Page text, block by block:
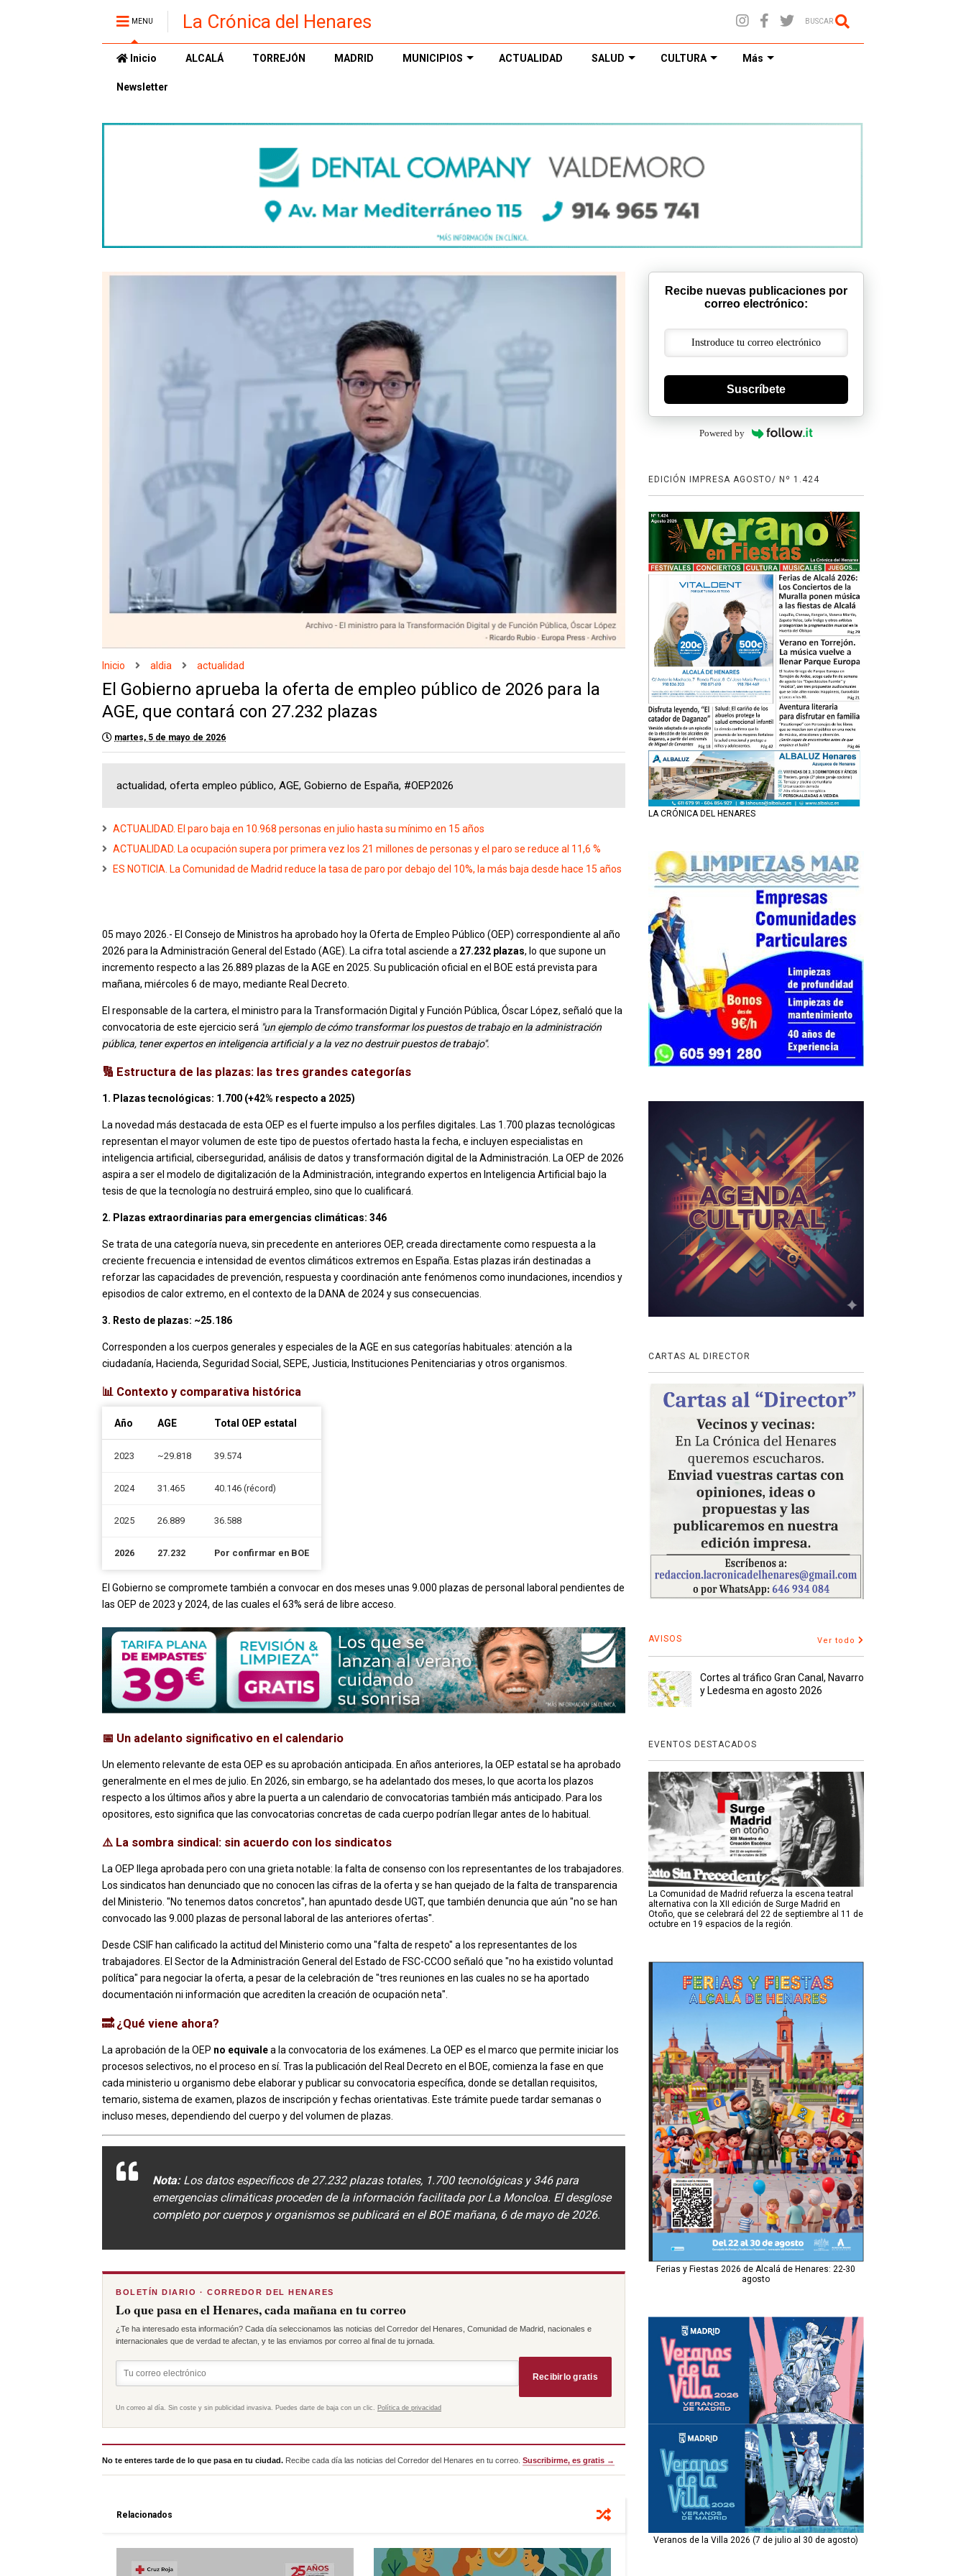
MENU La Crónica del Henares BUSCAR
Inicio ALCALÁ TORREJÓN MADRID MUNICIPIOS ACTUALIDAD SALUD CULTURA Más
Newsletter
Inicio aldia actualidad
El Gobierno aprueba la oferta de empleo público de 2026 para la
AGE, que contará con 27.232 plazas
martes, 5 de mayo de 2026
actualidad, oferta empleo público, AGE, Gobierno de España, #OEP2026
ACTUALIDAD. El paro baja en 10.968 personas en julio hasta su mínimo en 15 años
ACTUALIDAD. La ocupación supera por primera vez los 21 millones de personas y el paro se reduce al 11,6 %
ES NOTICIA. La Comunidad de Madrid reduce la tasa de paro por debajo del 10%, la más baja desde hace 15 años
05 mayo 2026.- El Consejo de Ministros ha aprobado hoy la Oferta de Empleo Público (OEP) correspondiente al año
2026 para la Administración General del Estado (AGE). La cifra total asciende a 27.232 plazas, lo que supone un
incremento respecto a las 26.889 plazas de la AGE en 2025. Su publicación oficial en el BOE está prevista para
mañana, miércoles 6 de mayo, mediante Real Decreto.
El responsable de la cartera, el ministro para la Transformación Digital y Función Pública, Óscar López, señaló que la
convocatoria de este ejercicio será "un ejemplo de cómo transformar los puestos de trabajo en la administración
pública, tener expertos en inteligencia artificial y a la vez no destruir puestos de trabajo".
🔢 Estructura de las plazas: las tres grandes categorías
1. Plazas tecnológicas: 1.700 (+42% respecto a 2025)
La novedad más destacada de esta OEP es el fuerte impulso a los perfiles digitales. Las 1.700 plazas tecnológicas
representan el mayor volumen de este tipo de puestos ofertado hasta la fecha, e incluyen especialistas en
inteligencia artificial, ciberseguridad, análisis de datos y transformación digital de la Administración. La OEP de 2026
aspira a ser el modelo de digitalización de la Administración, integrando expertos en Inteligencia Artificial bajo la
tesis de que la tecnología no destruirá empleo, sino que lo cualificará.
2. Plazas extraordinarias para emergencias climáticas: 346
Se trata de una categoría nueva, sin precedente en anteriores OEP, creada directamente como respuesta a la
creciente frecuencia e intensidad de eventos climáticos extremos en España. Estas plazas irán destinadas a
reforzar las capacidades de prevención, respuesta y coordinación ante fenómenos como inundaciones, incendios y
episodios de calor extremo, en el contexto de la DANA de 2024 y sus consecuencias.
3. Resto de plazas: ~25.186
Corresponden a los cuerpos generales y especiales de la AGE en sus categorías habituales: atención a la
ciudadanía, Hacienda, Seguridad Social, SEPE, Justicia, Instituciones Penitenciarias y otros organismos.
📊 Contexto y comparativa histórica
Año AGE Total OEP estatal
2023 ~29.818 39.574
2024 31.465 40.146 (récord)
2025 26.889 36.588
2026 27.232 Por confirmar en BOE
El Gobierno se compromete también a convocar en dos meses unas 9.000 plazas de personal laboral pendientes de
las OEP de 2023 y 2024, de las cuales el 63% será de libre acceso.
📅 Un adelanto significativo en el calendario
Un elemento relevante de esta OEP es su aprobación anticipada. En años anteriores, la OEP estatal se ha aprobado
generalmente en el mes de julio. En 2026, sin embargo, se ha adelantado dos meses, lo que acorta los plazos
respecto a los últimos años y abre la puerta a un calendario de convocatorias también más anticipado. Para los
opositores, esto significa que las convocatorias concretas de cada cuerpo podrían llegar antes de lo habitual.
⚠️ La sombra sindical: sin acuerdo con los sindicatos
La OEP llega aprobada pero con una grieta notable: la falta de consenso con los representantes de los trabajadores.
Los sindicatos han denunciado que no conocen las cifras de la oferta y se han quejado de la falta de transparencia
del Ministerio. "No tenemos datos concretos", han apuntado desde UGT, que también denuncia que aún "no se han
convocado las 9.000 plazas de personal laboral de las anteriores ofertas".
Desde CSIF han calificado la actitud del Ministerio como una "falta de respeto" a los representantes de los
trabajadores. El Sector de la Administración General del Estado de FSC-CCOO señaló que "no ha existido voluntad
política" para negociar la oferta, a pesar de la celebración de "tres reuniones en las cuales no se ha aportado
documentación ni información que acrediten la creación de ocupación neta".
🔜 ¿Qué viene ahora?
La aprobación de la OEP no equivalea la convocatoria de los exámenes. La OEP es el marco que permite iniciar los
procesos selectivos, no el proceso en sí. Tras la publicación del Real Decreto en el BOE, comienza la fase en que
cada ministerio u organismo debe elaborar y publicar su convocatoria específica, donde se detallan requisitos,
temario, sistema de examen, plazos de inscripción y fechas orientativas. Este trámite puede tardar semanas o
incluso meses, dependiendo del cuerpo y del volumen de plazas.
Nota:Los datos específicos de 27.232 plazas totales, 1.700 tecnológicas y 346 para
emergencias climáticas proceden de la información facilitada por La Moncloa. El desglose
completo por cuerpos y organismos se publicará en el BOE mañana, 6 de mayo de 2026.
BOLETÍN DIARIO · CORREDOR DEL HENARES
Lo que pasa en el Henares, cada mañana en tu correo
¿Te ha interesado esta información? Cada día seleccionamos las noticias del Corredor del Henares, Comunidad de Madrid, nacionales e
internacionales que de verdad te afectan, y te las enviamos por correo al final de tu jornada.
Recibirlo gratis
Un correo al día. Sin coste y sin publicidad invasiva. Puedes darte de baja con un clic. Política de privacidad
No te enteres tarde de lo que pasa en tu ciudad. Recibe cada día las noticias del Corredor del Henares en tu correo. Suscribirme, es gratis →
Relacionados
Recibe nuevas publicaciones por
correo electrónico:
Suscríbete
Powered by
EDICIÓN IMPRESA AGOSTO/ Nº 1.424
LA CRÓNICA DEL HENARES
CARTAS AL DIRECTOR
AVISOS Ver todo
Cortes al tráfico Gran Canal, Navarro
y Ledesma en agosto 2026
EVENTOS DESTACADOS
La Comunidad de Madrid refuerza la escena teatral
alternativa con la XII edición de Surge Madrid en
Otoño, que se celebrará del 22 de septiembre al 11 de
octubre en 19 espacios de la región.
Ferias y Fiestas 2026 de Alcalá de Henares: 22-30
agosto
Veranos de la Villa 2026 (7 de julio al 30 de agosto)